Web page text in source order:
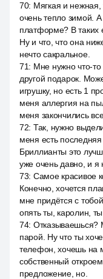
70: Мягкая и нежная,
очень тепло зимой. А
платформе? В таких
Ну и что, что она
нечто сакральное.
71: Мне нужно что-
другой подарок.
игрушку, но есть 1
меня аллергия на
меня закончились
72: Так, нужно
меня есть
Бриллианты это
уже очень давно, и я
73: Самое красивое
Конечно, хочется
мне придётся с
опять ты, каролин,
74: Отказываешься?
парой. Ну что ты
телефон, хочешь на
собственный
предложение, но.